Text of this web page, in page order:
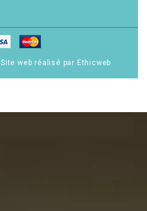
Site web réalisé par Ethicweb